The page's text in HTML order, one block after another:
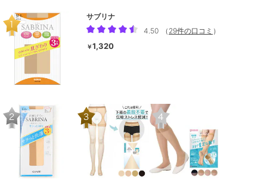
サブリナ
4.50
（ 29件の口コミ ）
￥1,320